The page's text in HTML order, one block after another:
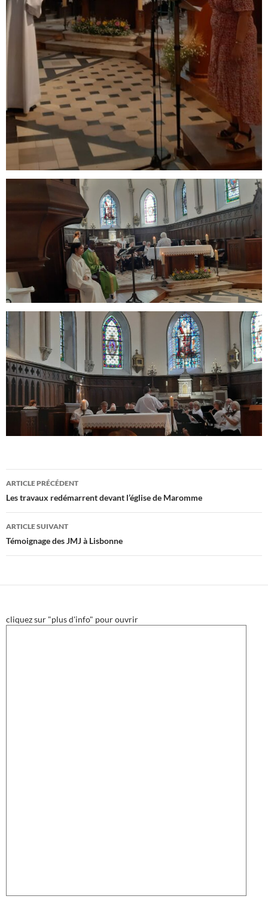
Navigation
des
articles
ARTICLE PRÉCÉDENT
Les travaux redémarrent devant l’église de Maromme
ARTICLE SUIVANT
Témoignage des JMJ à Lisbonne
cliquez sur "plus d'info" pour ouvrir